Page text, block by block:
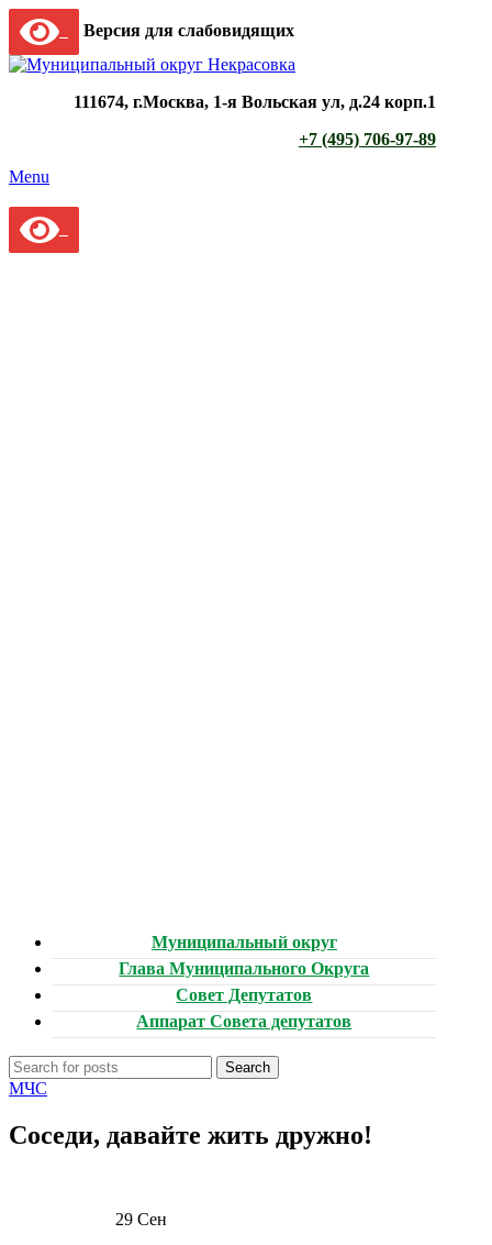
Версия для слабовидящих
111674, г.Москва, 1-я Вольская ул, д.24 корп.1
+7 (495) 706-97-89
Menu
Муниципальный округ
Глава Муниципального Округа
Совет Депутатов
Аппарат Совета депутатов
Search
МЧС
Соседи, давайте жить дружно!
29Сен